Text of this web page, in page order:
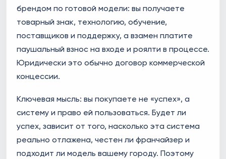
брендом по готовой модели: вы получаете
товарный знак, технологию, обучение,
поставщиков и поддержку, а взамен платите
паушальный взнос на входе и роялти в процессе.
Юридически это обычно договор коммерческой
концессии.
Ключевая мысль: вы покупаете не «успех», а
систему и право ей пользоваться. Будет ли
успех, зависит от того, насколько эта система
реально отлажена, честен ли франчайзер и
подходит ли модель вашему городу. Поэтому